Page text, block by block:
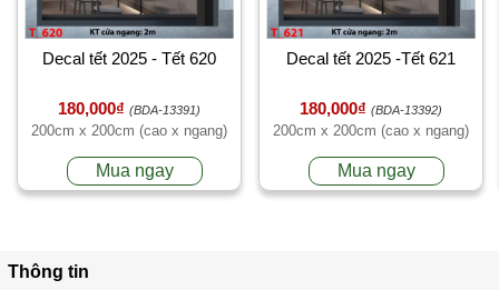
Decal tết 2025 - Tết 620
180,000₫ (BDA-13391)
200cm x 200cm (cao x ngang)
Mua ngay
Decal tết 2025 -Tết 621
180,000₫ (BDA-13392)
200cm x 200cm (cao x ngang)
Mua ngay
Thông tin